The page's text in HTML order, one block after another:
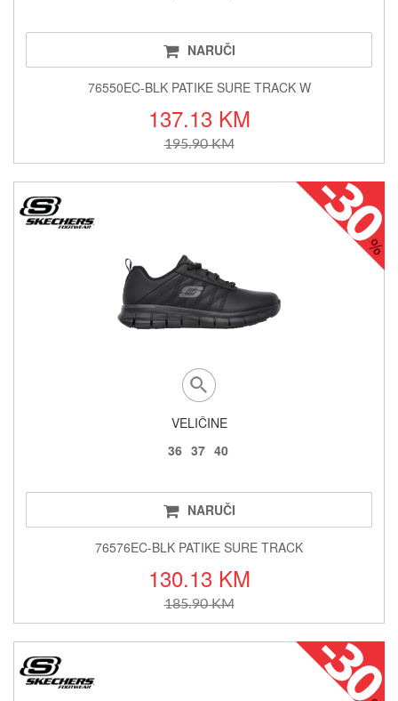
NARUČI
76550EC-BLK PATIKE SURE TRACK W
137.13 KM
195.90 KM
VELIČINE
36 37 40
NARUČI
76576EC-BLK PATIKE SURE TRACK
130.13 KM
185.90 KM